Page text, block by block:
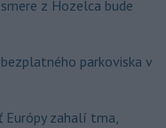
z Hozelca bude
parkoviska v
Európy zahalí tma,